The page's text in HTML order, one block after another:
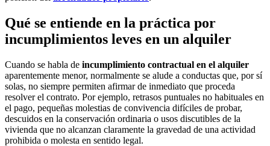
Qué se entiende en la práctica por
incumplimientos leves en un alquiler
Cuando se habla de incumplimiento contractual en el alquiler
aparentemente menor, normalmente se alude a conductas que, por sí
solas, no siempre permiten afirmar de inmediato que proceda
resolver el contrato. Por ejemplo, retrasos puntuales no habituales en
el pago, pequeñas molestias de convivencia difíciles de probar,
descuidos en la conservación ordinaria o usos discutibles de la
vivienda que no alcanzan claramente la gravedad de una actividad
prohibida o molesta en sentido legal.